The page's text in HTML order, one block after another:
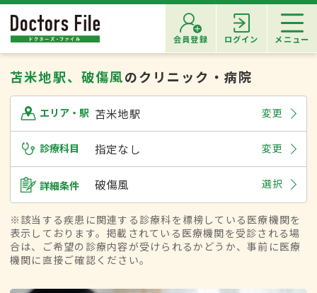
会員登録 ログイン メニュー
苫米地駅、破傷風のクリニック・病院
エリア・駅 苫米地駅 変更
診療科目 指定なし 変更
詳細条件 破傷風 選択
※該当する疾患に関連する診療科を標榜している医療機関を
表示しております。掲載されている医療機関を受診される場
合は、ご希望の診療内容が受けられるかどうか、事前に医療
機関に直接ご確認ください。